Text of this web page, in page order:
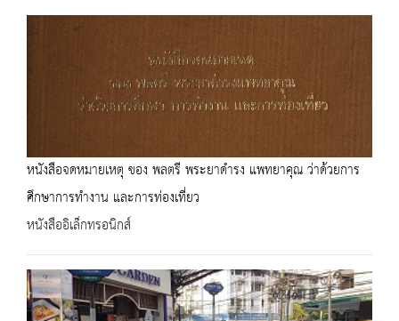
หนังสือจดหมายเหตุ ของ พลตรี พระยาดำรง แพทยาคุณ ว่าด้วยการ
ศึกษาการทำงาน และการท่องเที่ยว
หนังสืออิเล็กทรอนิกส์